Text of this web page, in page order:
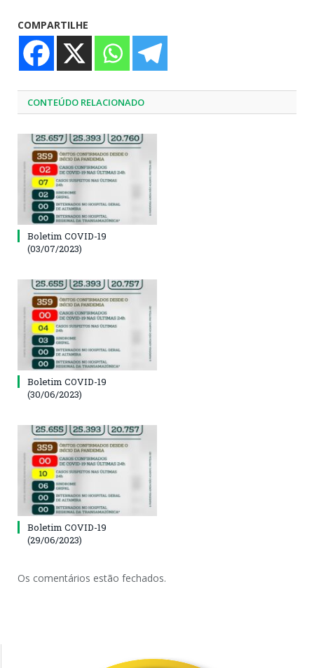
COMPARTILHE
CONTEÚDO RELACIONADO
Boletim COVID-19
(03/07/2023)
Boletim COVID-19
(30/06/2023)
Boletim COVID-19
(29/06/2023)
Os comentários estão fechados.